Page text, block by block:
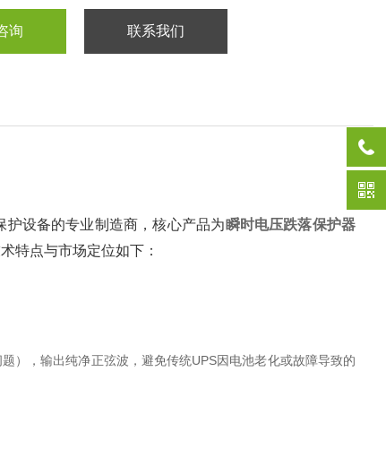
询 联系我们
设备的专业制造商，核心产品为‌瞬时电压跌落保护器
特点与市场定位如下：
），输出纯净正弦波，避免传统UPS因电池老化或故障导致的